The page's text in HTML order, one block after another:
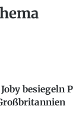
besiegeln